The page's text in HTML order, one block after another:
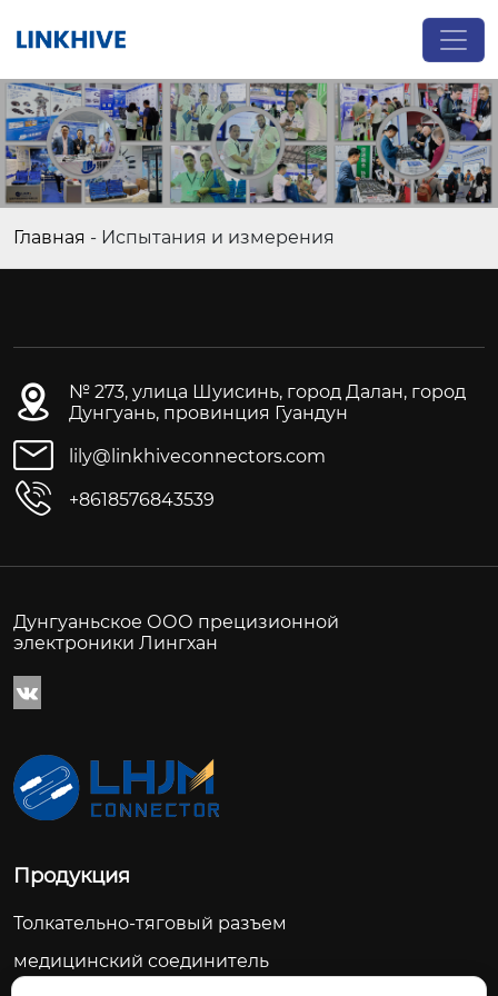
Главная - Испытания и измерения
№ 273, улица Шуисинь, город Далан, город
Дунгуань, провинция Гуандун
lily@linkhiveconnectors.com
+8618576843539
Дунгуаньское ООО прецизионной
электроники Лингхан

Продукция
Толкательно-тяговый разъем
медицинский соединитель